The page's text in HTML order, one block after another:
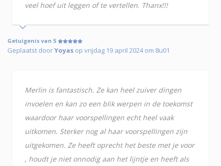
veel hoef uit leggen of te vertellen. Thanx!!!
Getuigenis van 5
Geplaatst doorYoyas op vrijdag 19 april 2024 om 8u01
Merlin is fantastisch. Ze kan heel zuiver dingen
invoelen en kan zo een blik werpen in de toekomst
waardoor haar voorspellingen echt heel vaak
uitkomen. Sterker nog al haar voorspellingen zijn
uitgekomen. Ze heeft oprecht het beste met je voor
, houdt je niet onnodig aan het lijntje en heeft als